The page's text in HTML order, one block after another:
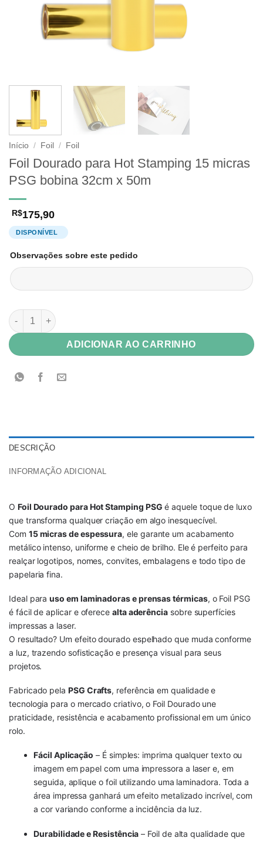
Início / Foil / Foil
Foil Dourado para Hot Stamping 15 micras
PSG bobina 32cm x 50m
R$175,90
Observações sobre este pedido
Foil Dourado para Hot Stamping 15 micras PSG bobina 32cm x
ADICIONAR AO CARRINHO
DESCRIÇÃO
INFORMAÇÃO ADICIONAL
O Foil Dourado para Hot Stamping PSG é aquele toque de luxo
que transforma qualquer criação em algo inesquecível.
Com 15 micras de espessura, ele garante um acabamento
metálico intenso, uniforme e cheio de brilho. Ele é perfeito para
realçar logotipos, nomes, convites, embalagens e todo tipo de
papelaria fina.
Ideal parauso em laminadoras e prensas térmicas, o Foil PSG
é fácil de aplicar e oferece alta aderência sobre superfícies
impressas a laser.
O resultado? Um efeito dourado espelhado que muda conforme
a luz, trazendo sofisticação e presença visual para seus
projetos.
Fabricado pela PSG Crafts, referência em qualidade e
tecnologia para o mercado criativo, o Foil Dourado une
praticidade, resistência e acabamento profissional em um único
rolo.
Fácil Aplicação – É simples: imprima qualquer texto ou
imagem em papel com uma impressora a laser e, em
seguida, aplique o foil utilizando uma laminadora. Toda a
área impressa ganhará um efeito metalizado incrível, com
a cor variando conforme a incidência da luz.
Durabilidade e Resistência – Foil de alta qualidade que